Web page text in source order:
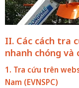
II. Các cách tra
nhanh chóng và
1. Tra cứu trên
Nam (EVNSPC)